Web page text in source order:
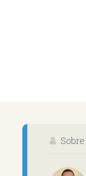
Sobre